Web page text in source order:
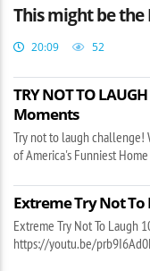
This might be the
20:09 52
TRY NOT TO
Moments
Try not to laugh challenge!
of America's Funniest
Extreme Try Not To
Extreme Try Not To Laugh
https://youtu.be/